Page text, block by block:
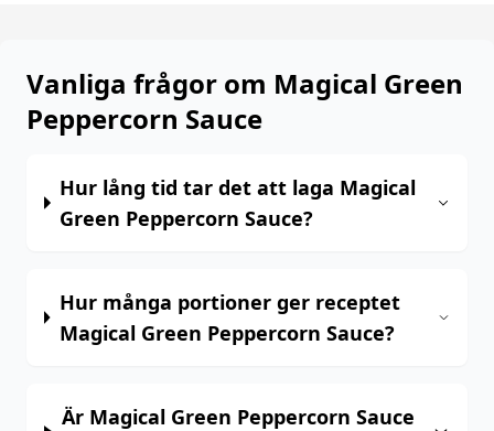
Vanliga frågor om Magical Green
Peppercorn Sauce
Hur lång tid tar det att laga Magical
Green Peppercorn Sauce?
Hur många portioner ger receptet
Magical Green Peppercorn Sauce?
Är Magical Green Peppercorn Sauce